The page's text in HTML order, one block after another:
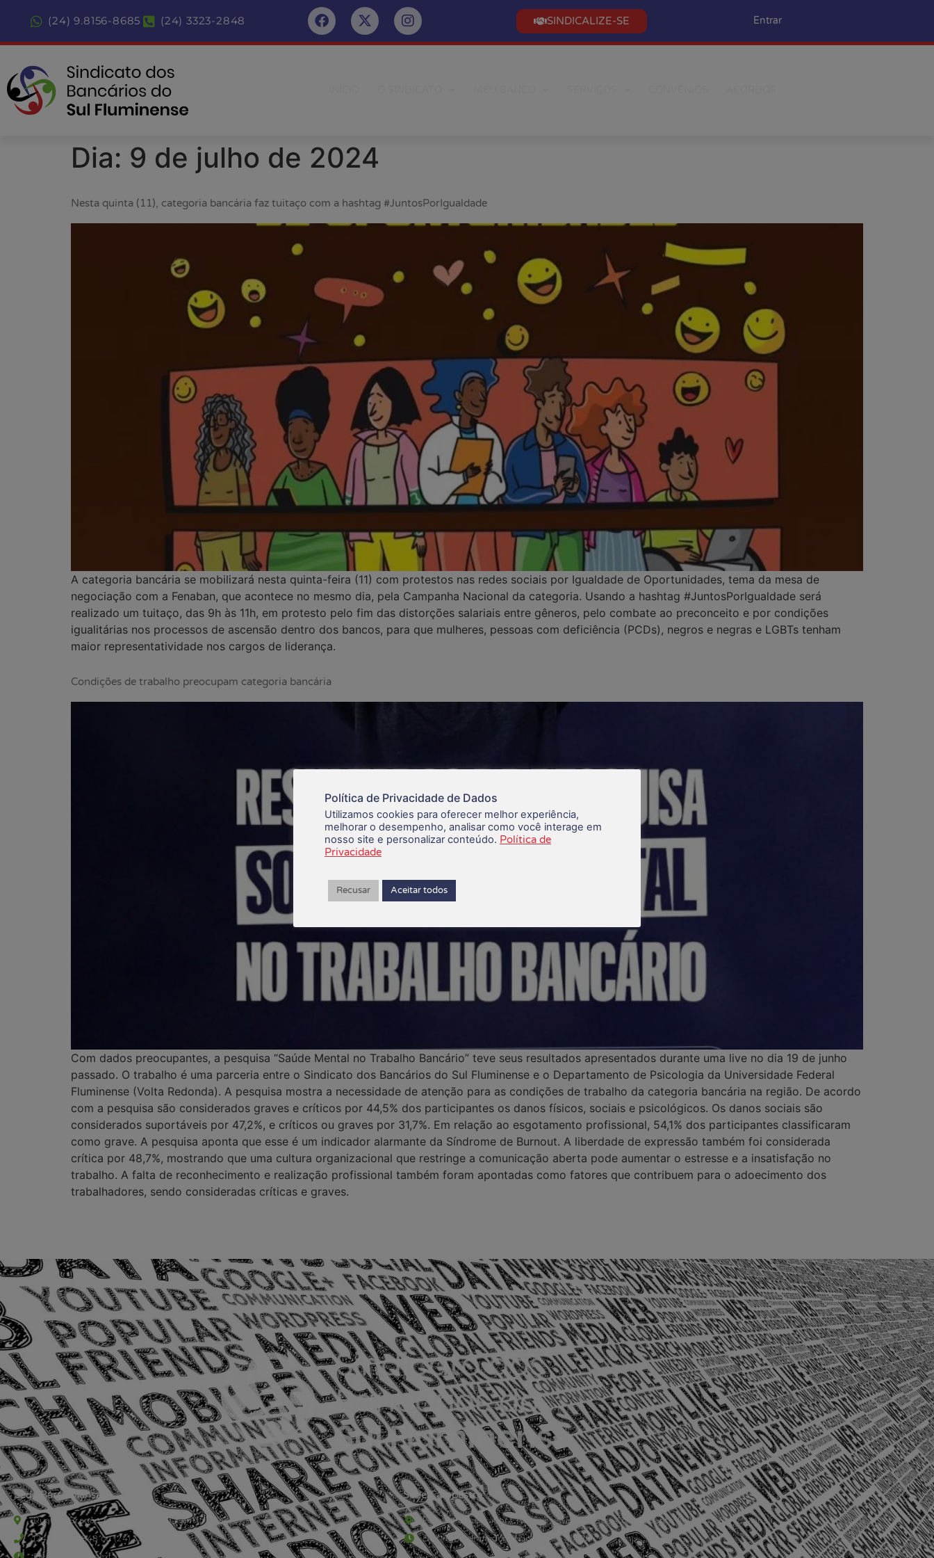
(24) 9.8156-8685 (24) 3323-2848 SINDICALIZE-SE Entrar
Dia: 9 de julho de 2024
Nesta quinta (11), categoria bancária faz tuitaço com a hashtag #JuntosPorIgualdade
A categoria bancária se mobilizará nesta quinta-feira (11) com protestos nas redes sociais por Igualdade de Oportunidades, tema da mesa de
negociação com a Fenaban, que acontece no mesmo dia, pela Campanha Nacional da categoria. Usando a hashtag #JuntosPorIgualdade será
realizado um tuitaço, das 9h às 11h, em protesto pelo fim das distorções salariais entre gêneros, pelo combate ao preconceito e por condições
igualitárias nos processos de ascensão dentro dos bancos, para que mulheres, pessoas com deficiência (PCDs), negros e negras e LGBTs tenham
maior representatividade nos cargos de liderança.
Condições de trabalho preocupam categoria bancária
Com dados preocupantes, a pesquisa “Saúde Mental no Trabalho Bancário” teve seus resultados apresentados durante uma live no dia 19 de junho
passado. O trabalho é uma parceria entre o Sindicato dos Bancários do Sul Fluminense e o Departamento de Psicologia da Universidade Federal
Fluminense (Volta Redonda). A pesquisa mostra a necessidade de atenção para as condições de trabalho da categoria bancária na região. De acordo
com a pesquisa são considerados graves e críticos por 44,5% dos participantes os danos físicos, sociais e psicológicos. Os danos sociais são
considerados suportáveis por 47,2%, e críticos ou graves por 31,7%. Em relação ao esgotamento profissional, 54,1% dos participantes classificaram
como grave. A pesquisa aponta que esse é um indicador alarmante da Síndrome de Burnout. A liberdade de expressão também foi considerada
crítica por 48,7%, mostrando que uma cultura organizacional que restringe a comunicação aberta pode aumentar o estresse e a insatisfação no
trabalho. A falta de reconhecimento e realização profissional também foram apontadas como fatores que contribuem para o adoecimento dos
trabalhadores, sendo consideradas críticas e graves.
Sede Barra Mansa
Rua Rio Branco, nº107 (2º andar), Centro - Cep: 27.330-030
(24) 3323-2848 ou (24) 3323-2500
Sede Campestre:
Estrada Governador Chagas Freitas – 3.780 – Colônia Santo Antônio – Barra Mansa
De terça-feira a domingo, das 9h às 17h
Política de Privacidade de Dados
Utilizamos cookies para oferecer melhor experiência,
melhorar o desempenho, analisar como você interage em
nosso site e personalizar conteúdo. Política de
Privacidade
Recusar Aceitar todos